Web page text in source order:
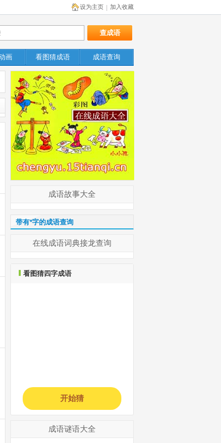
加入收藏
设为主页
画 看图猜成语 成语查询
成语故事大全
带有*字的成语查询
在线成语词典接龙查询
看图猜四字成语
开始猜
成语谜语大全